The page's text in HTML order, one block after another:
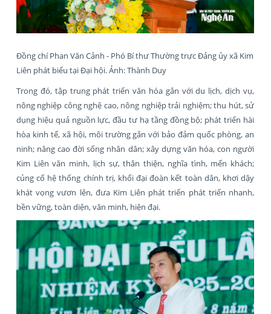
Đồng chí Phan Văn Cảnh - Phó Bí thư Thường trực Đảng ủy xã Kim
Liên phát biểu tại Đại hội. Ảnh: Thành Duy
Trong đó, tập trung phát triển văn hóa gắn với du lịch, dịch vụ,
nông nghiệp công nghệ cao, nông nghiệp trải nghiệm; thu hút, sử
dụng hiệu quả nguồn lực, đầu tư hạ tầng đồng bộ; phát triển hài
hòa kinh tế, xã hội, môi trường gắn với bảo đảm quốc phòng, an
ninh; nâng cao đời sống nhân dân; xây dựng văn hóa, con người
Kim Liên văn minh, lịch sự, thân thiện, nghĩa tình, mến khách;
củng cố hệ thống chính trị, khối đại đoàn kết toàn dân, khơi dậy
khát vọng vươn lên, đưa Kim Liên phát triển phát triển nhanh,
bền vững, toàn diện, văn minh, hiện đại.